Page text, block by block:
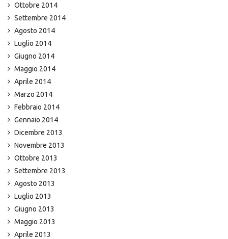
Ottobre 2014
Settembre 2014
Agosto 2014
Luglio 2014
Giugno 2014
Maggio 2014
Aprile 2014
Marzo 2014
Febbraio 2014
Gennaio 2014
Dicembre 2013
Novembre 2013
Ottobre 2013
Settembre 2013
Agosto 2013
Luglio 2013
Giugno 2013
Maggio 2013
Aprile 2013